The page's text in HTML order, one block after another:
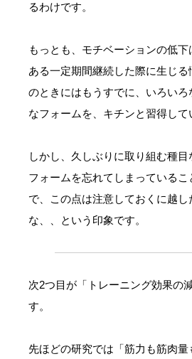
るわけです。
もっとも、モチベーションの低
ある一定期間継続した際に生じ
のときにはもうすでに、いろい
なフォームを、キチンと習得して
しかし、久しぶりに取り組む種
フォームを忘れてしまっている
で、この点は注意しておくに越
な、、という印象です。
次2つ目が「トレーニング効果の
す。
先ほどの研究では「筋力も筋肉